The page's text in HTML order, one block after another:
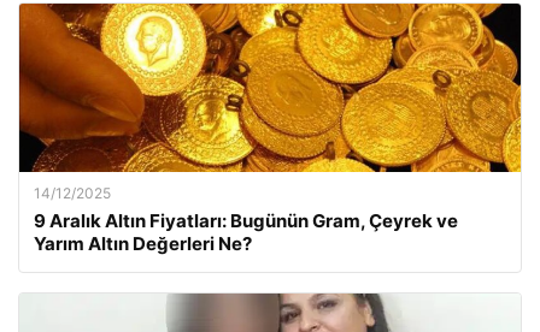
14/12/2025
9 Aralık Altın Fiyatları: Bugünün Gram, Çeyrek ve
Yarım Altın Değerleri Ne?